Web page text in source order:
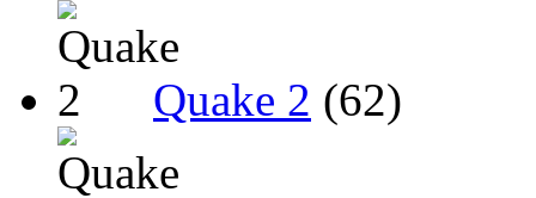
Quake 2 (62)